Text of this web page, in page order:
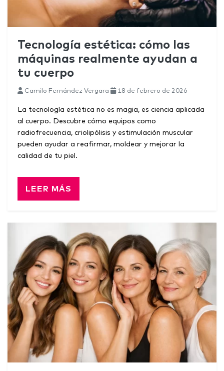
Tecnología estética: cómo las
máquinas realmente ayudan a
tu cuerpo
Camilo Fernández Vergara 18 de febrero de 2026
La tecnología estética no es magia, es ciencia aplicada
al cuerpo. Descubre cómo equipos como
radiofrecuencia, criolipólisis y estimulación muscular
pueden ayudar a reafirmar, moldear y mejorar la
calidad de tu piel.
LEER MÁS